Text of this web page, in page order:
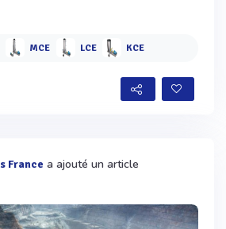
MCE LCE KCE
France a ajouté un article